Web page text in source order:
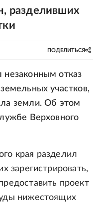
разделивших
ПОДЕЛИТЬСЯ
незаконным отказ
участков,
земли. Об этом
Верховного
края разделил
зарегистрировать,
проект
нижестоящих